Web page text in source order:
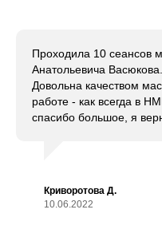
Проходила 10 сеансов
Анатольевича
Довольна качеством
работе - как всегда в
спасибо большое, я
Криворотова Д.
10.06.2022